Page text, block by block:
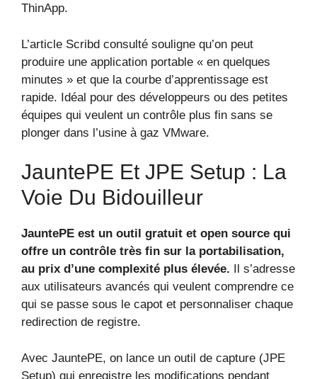
ThinApp.
L’article Scribd consulté souligne qu’on peut
produire une application portable « en quelques
minutes » et que la courbe d’apprentissage est
rapide. Idéal pour des développeurs ou des petites
équipes qui veulent un contrôle plus fin sans se
plonger dans l’usine à gaz VMware.
JauntePE Et JPE Setup : La
Voie Du Bidouilleur
JauntePE est un outil gratuit et open source qui
offre un contrôle très fin sur la portabilisation,
au prix d’une complexité plus élevée. Il s’adresse
aux utilisateurs avancés qui veulent comprendre ce
qui se passe sous le capot et personnaliser chaque
redirection de registre.
Avec JauntePE, on lance un outil de capture (JPE
Setup) qui enregistre les modifications pendant